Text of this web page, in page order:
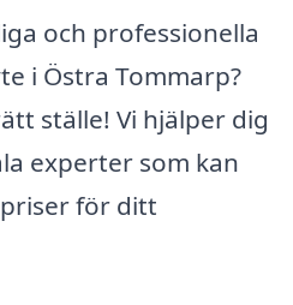
och professionella
i Östra Tommarp?
ställe! Vi hjälper dig
experter som kan
för ditt